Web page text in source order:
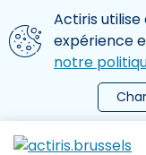
Aller au contenu
Nous utilisons
Actiris
expérience
notre
le menu